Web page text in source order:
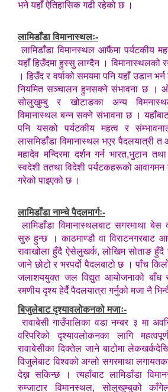
भने यहाँ ऐतिहासिक गढी रहेको छ ।
लामिडाँडा विमानास्थलः-
लामिडाँडा विमानस्थल आफैंमा पर्यटकीय
यहाँ हिउँदमा हुस्सु लाग्दैन । विमानास्थलको
। हिउँद र वर्षाको समयमा पनि यहाँ उडान
नियमित सञ्चालन हुनसक्ने संभावना छ ।
सोलुखुम्बु र खोटाङका अन्य
विमानास्थल बन्न सक्ने संभावना छ ।
पनि यसको पर्यटकीय महत्व र
लासमिडाँडा विमानास्थल भएर
महादेव मन्दिरमा दर्शन गर्न भारत,भुटान
स्वदेशी ततथा विदेशी पर्यटकहरूको आवागमन
गरेको पाइएको छ ।
लामिडाँडा नाम्चे पैदलमार्गः-
लामिडाँडा विमानास्थलबाट सगरमाथा बेस
सुरु हुन्छ । काठमाण्डौ वा विराटनगरबाट
रावाखोला हुँदै ऐसेलुखर्क, लोखिम सोताङ हुँदै
जाने छोटो र भरपर्दो पैदलबाटो छ । पाँच
जलाशययुक्त जल विद्युत आयोजनाको बाँध
रमणीय दृश्य हेर्दै पैदलयात्रा गर्नुको मजा नै
बिजुलेबाट दृश्यावलोकनको मजाः-
रावाबेसी गाउँपालिका वडा नम्बर ३ मा
वरिपरिको दृश्यावलोकनका लागि
रावाबेसीका दिक्तेल जाने बाटोमा
विजुलेबाट विश्वको अग्लो सगरमाथा
देख्न सकिन्छ । त्यहाँबाट लामिडाँडा
रुम्जाटार विमानस्थल, सोलुखुम्बुको